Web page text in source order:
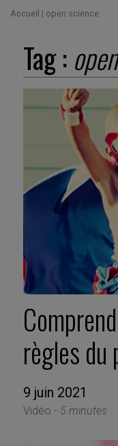
Accueil | open science
Tag :
règles du
9 juin 2021
Vidéo - 5 minutes